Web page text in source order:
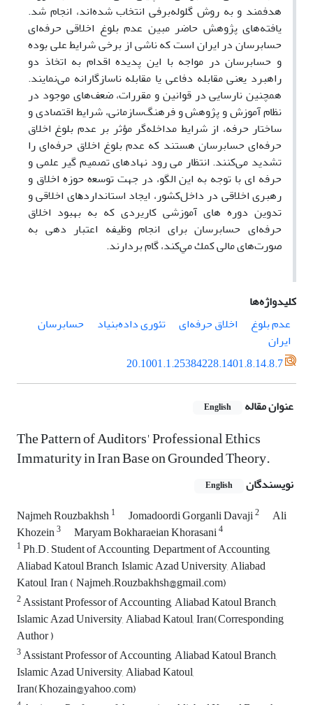
هدفمند و به روش گلوله‌برفی انتخاب شده‌اند، انجام شد.
یافته‌های پژوهش حاضر مبین عدم بلوغ اخلاقی حرفه‌ای
حسابرساندر ایران استکه ناشی از برخی شرایط علی بوده
و حسابرسان در مواجه با این پدیده اقدام به اتخاذ دو
راهبرد یعنی مقابله دفاعی یا مقابله ناسازگارانه می‌نمایند.
همچنین نارسایی در قوانین و مقررات، ضعف‌های موجود در
نظام آموزش و پژوهش و فرهنگ‌سازمانی، شرایط اقتصادی و
ساختار حرفه، از شرایط مداخله‌گر مؤثر بر عدم بلوغ اخلاق
حرفه‌ای حسابرسان هستند که عدم بلوغ اخلاق حرفه‌ای را
تشدید می‌کنند. انتظار می رود نهادهای تصمیم گیر علمی و
حرفه ای با توجه به این الگو، در جهت ﺗﻮﺳﻌه‌ ﺣﻮزه اخلاق و
رهبری اخلاقی در داﺧﻞﻛﺸﻮر، اﻳﺠﺎد اﺳﺘﺎﻧﺪاردﻫﺎی اخلاقی و
تدوین دوره های آموزشی کاریردی که ﺑﻪ بهبود اخلاق
حرفه‌ای حسابرسان برای انجام وظیفه اعتبار دهی به
صورت‌های مالی ﻛﻤﻚ ﻣﻲﻛﻨﺪ، گام بردارند.
کلیدواژه‌ها
عدم بلوغ
اخلاق حرفه‌ای تئوری داده‌بنیاد
حسابرسان
ایران
20.1001.1.25384228.1401.8.14.8.7
عنوان مقاله English
The Pattern of Auditors' Professional Ethics
Immaturity in Iran Base on Grounded Theory.
نویسندگان English
Najmeh Rouzbakhsh1 Jomadoordi Gorganli Davaji2
Ali
Khozein3 Maryam Bokharaeian Khorasani4
1Ph.D. Student of Accounting, Department of Accounting,
Aliabad Katoul Branch, Islamic Azad University, Aliabad
Katoul, Iran ( Najmeh.Rouzbakhsh@gmail.com)
2Assistant Professor of Accounting, Aliabad Katoul Branch,
Islamic Azad University, Aliabad Katoul, Iran(Corresponding
Author )
3Assistant Professor of Accounting, Aliabad Katoul Branch,
Islamic Azad University, Aliabad Katoul,
Iran(Khozain@yahoo.com)